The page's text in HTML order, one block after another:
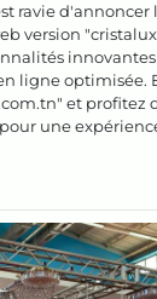
ravie
version
ligne optimisée.
et profitez
une